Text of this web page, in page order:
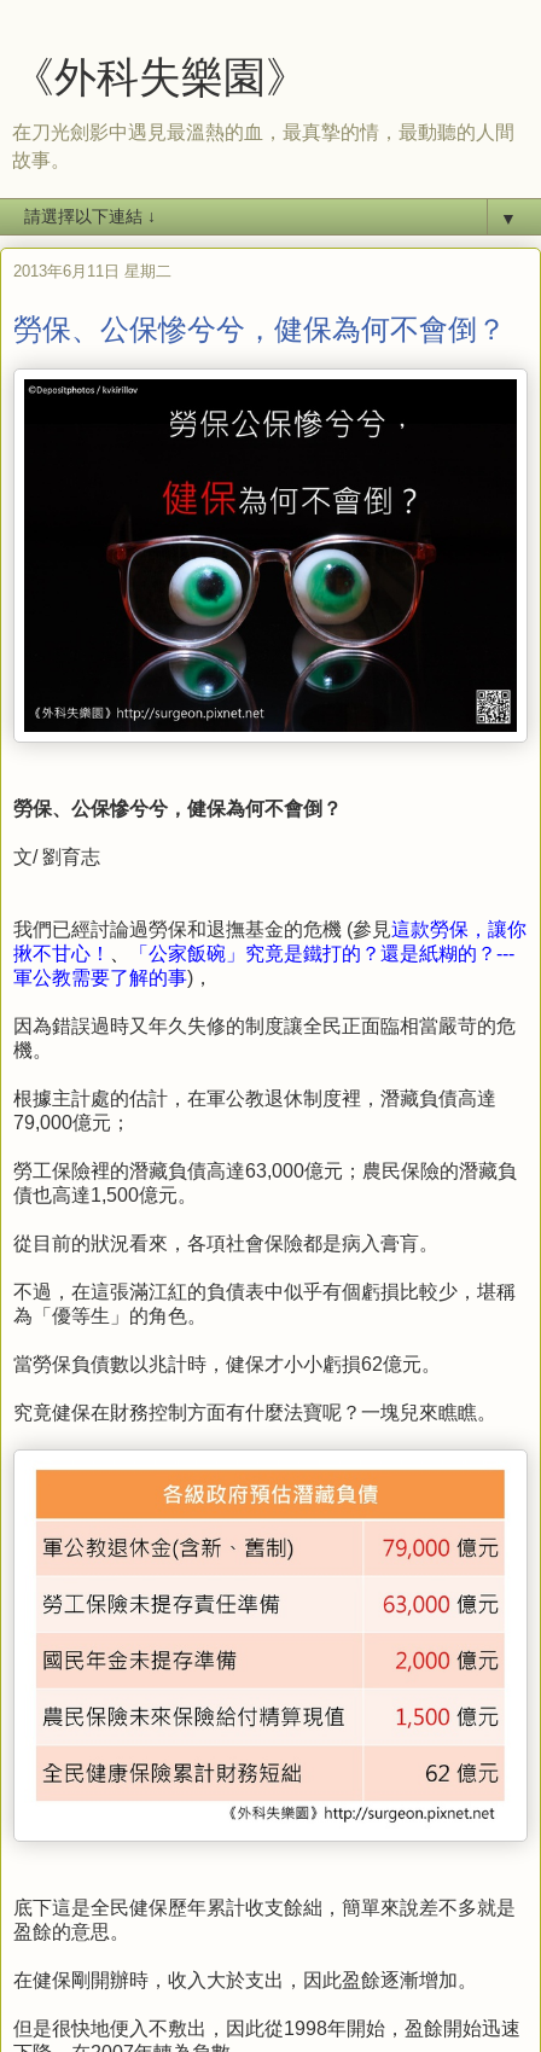
《外科失樂園》
在刀光劍影中遇見最溫熱的血，最真摯的情，最動聽的人間
故事。
▼
2013年6月11日 星期二
勞保、公保慘兮兮，健保為何不會倒？
勞保、公保慘兮兮，健保為何不會倒？
文/ 劉育志
我們已經討論過勞保和退撫基金的危機 (參見這款勞保，讓你
揪不甘心！
「公家飯碗」究竟是鐵打的？還是紙糊的？---
軍公教需要了解的事)，
因為錯誤過時又年久失修的制度讓全民正面臨相當嚴苛的危
機。
根據主計處的估計，在軍公教退休制度裡，潛藏負債高達
79,000億元；
勞工保險裡的潛藏負債高達63,000億元；農民保險的潛藏負
債也高達1,500億元。
從目前的狀況看來，各項社會保險都是病入膏肓。
不過，在這張滿江紅的負債表中似乎有個虧損比較少，堪稱
為「優等生」的角色。
當勞保負債數以兆計時，健保才小小虧損62億元。
究竟健保在財務控制方面有什麼法寶呢？一塊兒來瞧瞧。
底下這是全民健保歷年累計收支餘絀，簡單來說差不多就是
盈餘的意思。
在健保剛開辦時，收入大於支出，因此盈餘逐漸增加。
但是很快地便入不敷出，因此從1998年開始，盈餘開始迅速